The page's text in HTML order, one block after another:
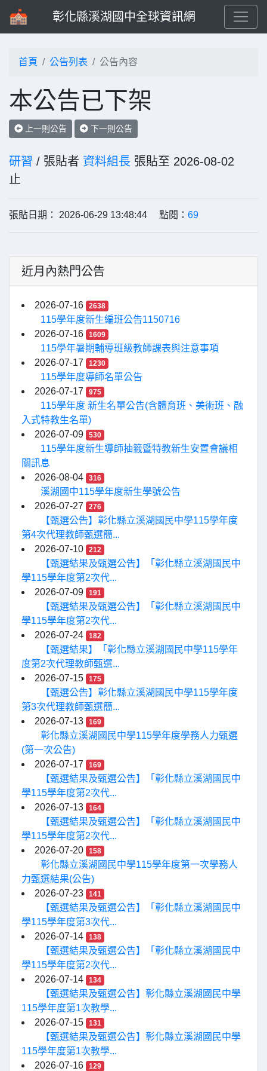
彰化縣溪湖國中全球資訊網
首頁 公告列表 公告內容
本公告已下架
上一則公告 下一則公告
研習 / 張貼者 資料組長 張貼至 2026-08-02
止
張貼日期： 2026-06-29 13:48:44 點閱： 69
近月內熱門公告
2026-07-16 2638
115學年度新生編班公告1150716
2026-07-16
1609
115學年暑期輔導班級教師課表與注意事項
2026-07-17
1230
115學年度導師名單公告
2026-07-17
975
115學年度 新生名單公告(含體育班、美術班、融
入式特教生名單)
2026-07-09
530
115學年度新生導師抽籤暨特教新生安置會議相
關訊息
2026-08-04
316
溪湖國中115學年度新生學號公告
2026-07-27
276
【甄選公告】彰化縣立溪湖國民中學115學年度
第4次代理教師甄選簡...
2026-07-10
212
【甄選結果及甄選公告】「彰化縣立溪湖國民中
學115學年度第2次代...
2026-07-09
191
【甄選結果及甄選公告】「彰化縣立溪湖國民中
學115學年度第2次代...
2026-07-24
182
【甄選結果】「彰化縣立溪湖國民中學115學年
度第2次代理教師甄選...
2026-07-15
175
【甄選公告】彰化縣立溪湖國民中學115學年度
第3次代理教師甄選簡...
2026-07-13
169
彰化縣立溪湖國民中學115學年度學務人力甄選
(第一次公告)
2026-07-17
169
【甄選結果及甄選公告】「彰化縣立溪湖國民中
學115學年度第2次代...
2026-07-13
164
【甄選結果及甄選公告】「彰化縣立溪湖國民中
學115學年度第2次代...
2026-07-20
158
彰化縣立溪湖國民中學115學年度第一次學務人
力甄選結果(公告)
2026-07-23
141
【甄選結果及甄選公告】「彰化縣立溪湖國民中
學115學年度第3次代...
2026-07-14
138
【甄選結果及甄選公告】「彰化縣立溪湖國民中
學115學年度第2次代...
2026-07-14
134
【甄選結果及甄選公告】彰化縣立溪湖國民中學
115學年度第1次教學...
2026-07-15
131
【甄選結果及甄選公告】彰化縣立溪湖國民中學
115學年度第1次教學...
2026-07-16
129